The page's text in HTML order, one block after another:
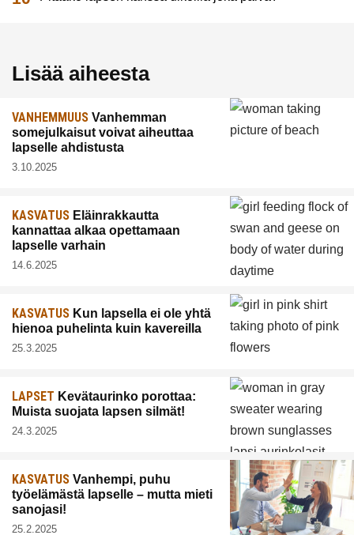
Lisää aiheesta
VANHEMMUUS Vanhemman
somejulkaisut voivat aiheuttaa
lapselle ahdistusta
3.10.2025
KASVATUS Eläinrakkautta
kannattaa alkaa opettamaan
lapselle varhain
14.6.2025
KASVATUS Kun lapsella ei ole yhtä
hienoa puhelinta kuin kavereilla
25.3.2025
LAPSET Kevätaurinko porottaa:
Muista suojata lapsen silmät!
24.3.2025
KASVATUS Vanhempi, puhu
työelämästä lapselle – mutta mieti
sanojasi!
25.2.2025